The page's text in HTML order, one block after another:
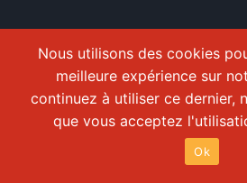
Nous utilisons des cookies
meilleure expérience sur
continuez à utiliser ce dernier,
que vous acceptez
Ok